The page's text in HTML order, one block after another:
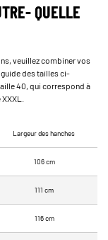
QUELLE
veuillez combiner vos
des tailles ci-
40, qui correspond à
Largeur des hanches
106 cm
111 cm
116 cm